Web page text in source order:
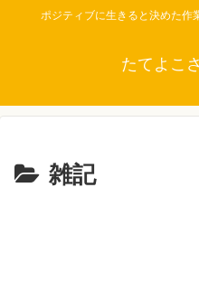
ポジティブに生きると決めた
たてよこ
雑記